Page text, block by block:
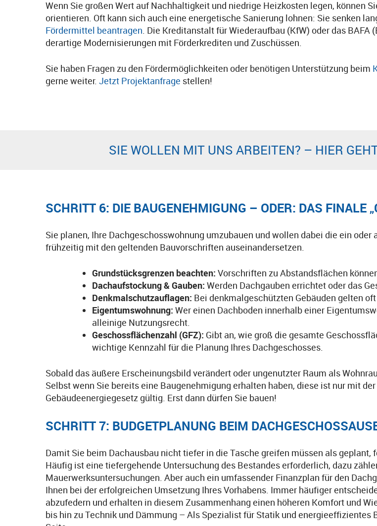
Wenn Sie großen Wert auf Nachhaltigkeit und niedrige Heizkosten legen, können
orientieren. Oft kann sich auch eine energetische Sanierung lohnen: Sie senken
Fördermittel beantragen . Die Kreditanstalt für Wiederaufbau (KfW) oder das
derartige Modernisierungen mit Förderkrediten und Zuschüssen.
Sie haben Fragen zu den Fördermöglichkeiten oder benötigen Unterstützung beim
gerne weiter. Jetzt Projektanfrage stellen!
SIE WOLLEN MIT UNS ARBEITEN? – HIER
SCHRITT 6: DIE BAUGENEHMIGUNG – ODER: DAS FINALE
Sie planen, Ihre Dachgeschosswohnung umzubauen und wollen dabei die ein
frühzeitig mit den geltenden Bauvorschriften auseinandersetzen.
Grundstücksgrenzen beachten: Vorschriften zu Abstandsflächen
Dachaufstockung & Gauben: Werden Dachgauben errichtet oder das
Denkmalschutzauflagen: Bei denkmalgeschützten Gebäuden gelten
Eigentumswohnung: Wer einen Dachboden innerhalb einer
alleinige Nutzungsrecht.
Geschossflächenzahl (GFZ): Gibt an, wie groß die gesamte
wichtige Kennzahl für die Planung Ihres Dachgeschosses.
Sobald das äußere Erscheinungsbild verändert oder ungenutzter Raum als
Selbst wenn Sie bereits eine Baugenehmigung erhalten haben, diese ist nur mit
Gebäudeenergiegesetz gültig. Erst dann dürfen Sie bauen!
SCHRITT 7: BUDGETPLANUNG BEIM
Damit Sie beim Dachausbau nicht tiefer in die Tasche greifen müssen als
Häufig ist eine tiefergehende Untersuchung des Bestandes erforderlich, dazu
Mauerwerksuntersuchungen. Aber auch ein umfassender Finanzplan für den
Ihnen bei der erfolgreichen Umsetzung Ihres Vorhabens. Immer häufiger
abzufedern und erhalten in diesem Zusammenhang einen höheren Komfort und
bis hin zu Technik und Dämmung – Als Spezialist für Statik und energieeffizientes